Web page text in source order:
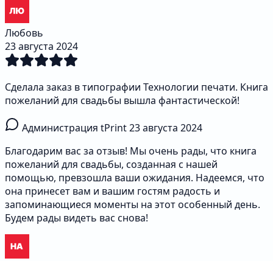
Любовь
23 августа 2024
Сделала заказ в типографии Технологии печати. Книга
пожеланий для свадьбы вышла фантастической!
Администрация tPrint23 августа 2024
Благодарим вас за отзыв! Мы очень рады, что книга
пожеланий для свадьбы, созданная с нашей
помощью, превзошла ваши ожидания. Надеемся, что
она принесет вам и вашим гостям радость и
запоминающиеся моменты на этот особенный день.
Будем рады видеть вас снова!